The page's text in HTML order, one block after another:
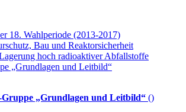
18. Wahlperiode (2013-2017)
Bau und Reaktorsicherheit
hoch radioaktiver Abfallstoffe
„Grundlagen und Leitbild“
Gruppe „Grundlagen und Leitbild“ ()